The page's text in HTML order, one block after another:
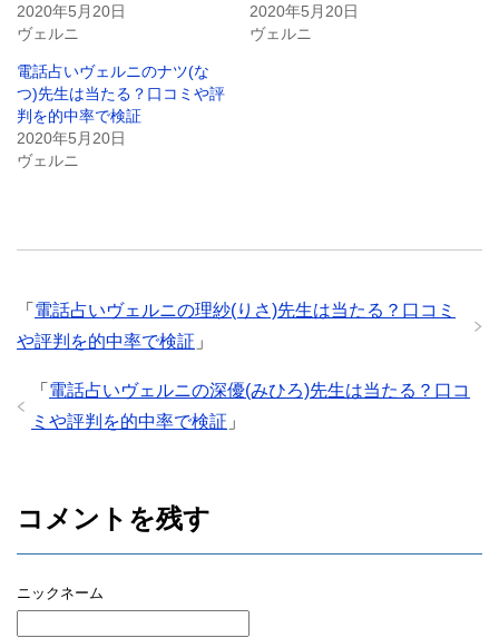
2020年5月20日
ヴェルニ
2020年5月20日
ヴェルニ
電話占いヴェルニのナツ(な
つ)先生は当たる？口コミや評
判を的中率で検証
2020年5月20日
ヴェルニ
「 電話占いヴェルニの理紗(りさ)先生は当たる？口コミ
や評判を的中率で検証 」
「 電話占いヴェルニの深優(みひろ)先生は当たる？口コ
ミや評判を的中率で検証 」
コメントを残す
ニックネーム